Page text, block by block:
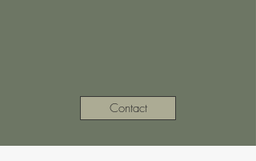
Contact